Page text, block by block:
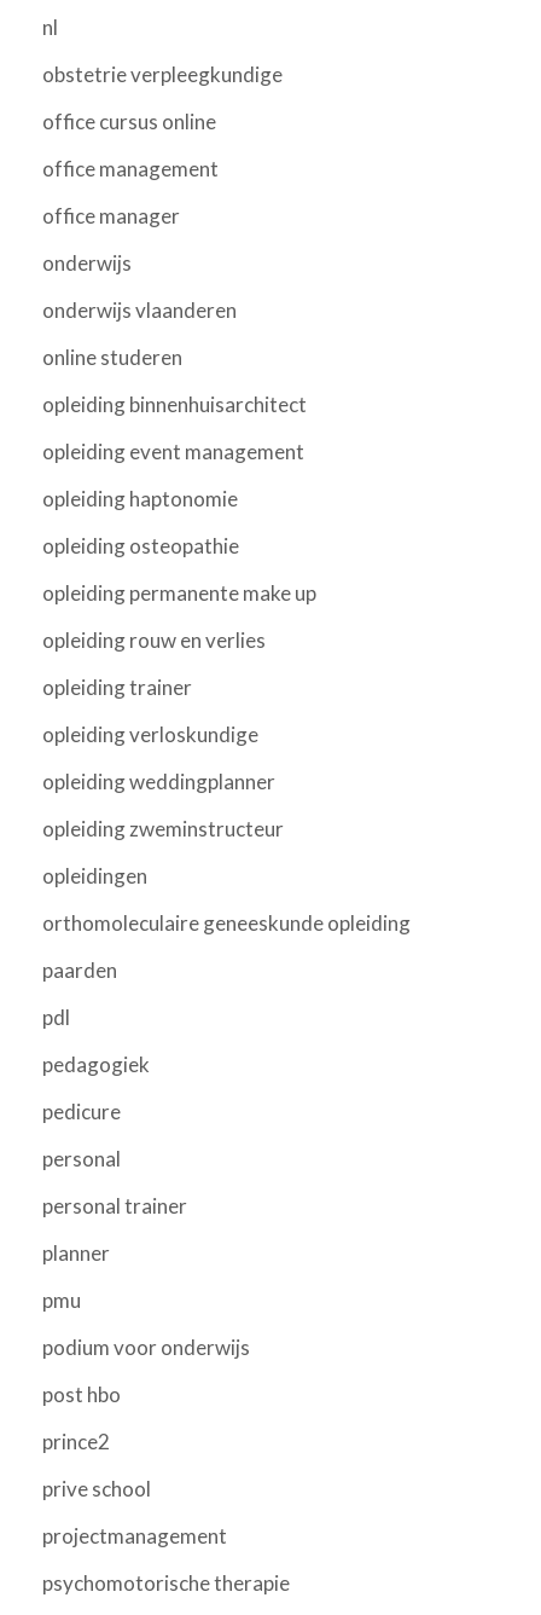
nl
obstetrie verpleegkundige
office cursus online
office management
office manager
onderwijs
onderwijs vlaanderen
online studeren
opleiding binnenhuisarchitect
opleiding event management
opleiding haptonomie
opleiding osteopathie
opleiding permanente make up
opleiding rouw en verlies
opleiding trainer
opleiding verloskundige
opleiding weddingplanner
opleiding zweminstructeur
opleidingen
orthomoleculaire geneeskunde opleiding
paarden
pdl
pedagogiek
pedicure
personal
personal trainer
planner
pmu
podium voor onderwijs
post hbo
prince2
prive school
projectmanagement
psychomotorische therapie